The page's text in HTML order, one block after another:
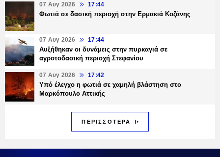
07 Αυγ 2026 17:44
Φωτιά σε δασική περιοχή στην Ερμακιά Κοζάνης
07 Αυγ 2026 17:44
Αυξήθηκαν οι δυνάμεις στην πυρκαγιά σε
αγροτοδασική περιοχή Στεφανίου
07 Αυγ 2026 17:42
Υπό έλεγχο η φωτιά σε χαμηλή βλάστηση στο
Μαρκόπουλο Αττικής
ΠΕΡΙΣΣΟΤΕΡΑ